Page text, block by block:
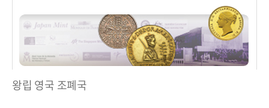
왕립 영국 조폐국